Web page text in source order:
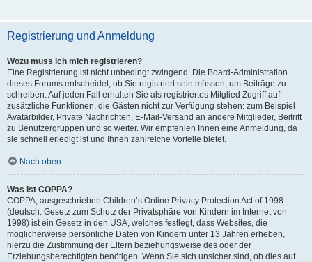
Registrierung und Anmeldung
Wozu muss ich mich registrieren?
Eine Registrierung ist nicht unbedingt zwingend. Die Board-Administration
dieses Forums entscheidet, ob Sie registriert sein müssen, um Beiträge zu
schreiben. Auf jeden Fall erhalten Sie als registriertes Mitglied Zugriff auf
zusätzliche Funktionen, die Gästen nicht zur Verfügung stehen: zum Beispiel
Avatarbilder, Private Nachrichten, E-Mail-Versand an andere Mitglieder, Beitritt
zu Benutzergruppen und so weiter. Wir empfehlen Ihnen eine Anmeldung, da
sie schnell erledigt ist und Ihnen zahlreiche Vorteile bietet.
Nach oben
Was ist COPPA?
COPPA, ausgeschrieben Children’s Online Privacy Protection Act of 1998
(deutsch: Gesetz zum Schutz der Privatsphäre von Kindern im Internet von
1998) ist ein Gesetz in den USA, welches festlegt, dass Websites, die
möglicherweise persönliche Daten von Kindern unter 13 Jahren erheben,
hierzu die Zustimmung der Eltern beziehungsweise des oder der
Erziehungsberechtigten benötigen. Wenn Sie sich unsicher sind, ob dies auf